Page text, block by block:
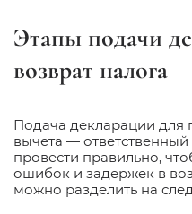
Этапы подачи
возврат налога
Подача декларации для
вычета —
провести правильно,
ошибок и задержек в
можно разделить на